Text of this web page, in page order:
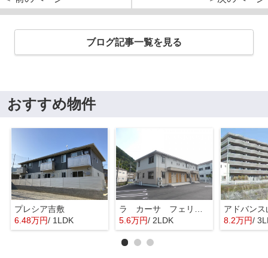
ブログ記事一覧を見る
おすすめ物件
プレシア吉敷
6.48万円/ 1LDK
ラ カーサ フェリーチェ
5.6万円/ 2LDK
アドバンス
8.2万円/